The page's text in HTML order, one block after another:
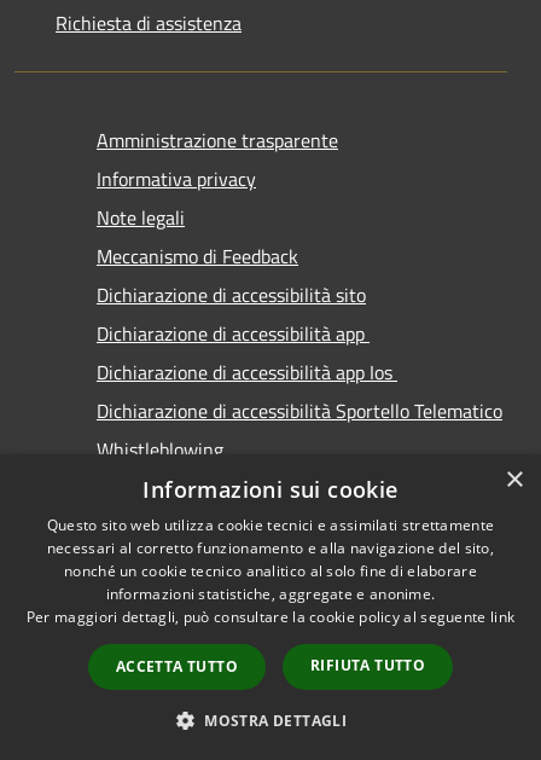
Richiesta di assistenza
Amministrazione trasparente
Informativa privacy
Note legali
Meccanismo di Feedback
Dichiarazione di accessibilità sito
Dichiarazione di accessibilità app
Dichiarazione di accessibilità app Ios
Dichiarazione di accessibilità Sportello Telematico
Whistleblowing
Accessibilità
Copyright © 2026 • Comune di
Carimate • Powered by
Municipium•
Accesso
redazione
×
Informazioni sui cookie
Questo sito web utilizza cookie tecnici e assimilati strettamente
necessari al corretto funzionamento e alla navigazione del sito,
nonché un cookie tecnico analitico al solo fine di elaborare
informazioni statistiche, aggregate e anonime.
Per maggiori dettagli, può consultare la cookie policy al seguente link
ACCETTA TUTTO RIFIUTA TUTTO
MOSTRA DETTAGLI